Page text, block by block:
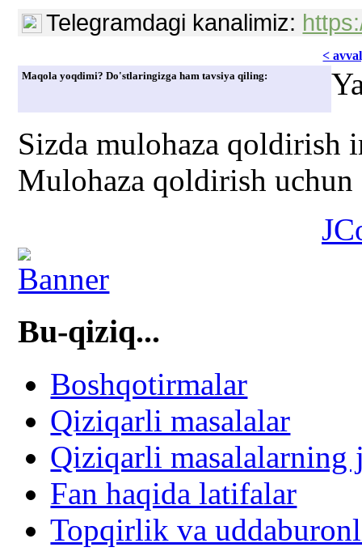
Telegramdagi kanalimiz:
<
Maqola yoqdimi? Do'stlaringizga ham tavsiya qiling:
Sizda mulohaza qoldirish
Mulohaza qoldirish
Bu-qiziq...
Boshqotirmalar
Qiziqarli masalalar
Qiziqarli masalalarning
Fan haqida latifalar
Topqirlik va